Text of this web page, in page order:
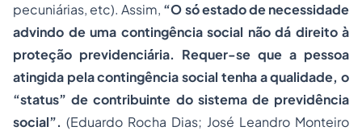
pecuniárias, etc). Assim, “O só estado de necessidade
advindo de uma contingência social não dá direito à
proteção previdenciária. Requer-se que a pessoa
atingida pela contingência social tenha a qualidade, o
“status” de contribuinte do sistema de previdência
social”. (Eduardo Rocha Dias; José Leandro Monteiro